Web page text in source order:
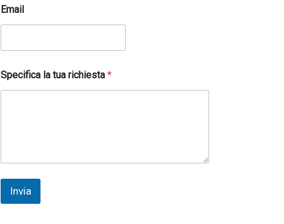
iEmail
Specifica la tua richiesta*
Invia